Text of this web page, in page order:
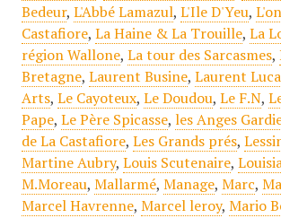
Bedeur, L'Abbé Lamazul, L'Ile D'Yeu,
Castafiore, La Haine & La Trouille, La
région Wallone, La tour des Sarcasmes,
Bretagne, Laurent Busine, Laurent
Arts, Le Cayoteux, Le Doudou, Le F.N,
Pape, Le Père Spicasse, les Anges
de La Castafiore, Les Grands prés,
Martine Aubry, Louis Scutenaire,
M.Moreau, Mallarmé, Manage, Marc,
Marcel Havrenne, Marcel leroy, Mario